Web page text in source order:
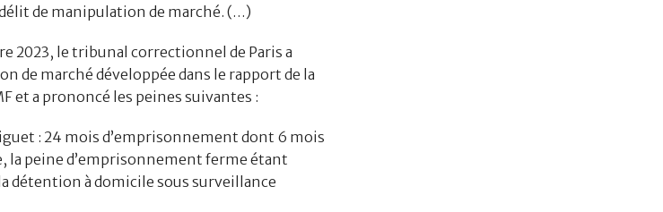
de manipulation de marché. (…)
2023, le tribunal correctionnel de Paris a
de marché développée dans le rapport de la
et a prononcé les peines suivantes :
: 24 mois d’emprisonnement dont 6 mois
la peine d’emprisonnement ferme étant
détention à domicile sous surveillance